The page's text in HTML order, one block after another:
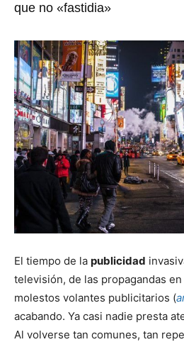
que no «fastidia»
El tiempo de la publicidad
televisión, de las propagandas
molestos volantes publicitarios (
acabando. Ya casi nadie presta
Al volverse tan comunes, tan